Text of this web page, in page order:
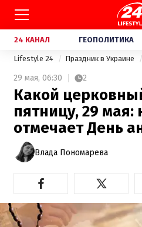
24 КАНАЛ ГЕОПОЛИТИКА
Lifestyle 24 Праздник в Украине
29 мая, 06:30 2
Какой
пятницу, 29 мая:
отмечает День
Влада Пономарева